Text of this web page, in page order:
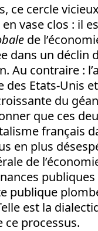
ce cercle
vase clos : il
de
dans un déclin
Au contraire :
Etats-Unis
du
que ces
français
en plus
de
publiques
publique
est la
ce processus.